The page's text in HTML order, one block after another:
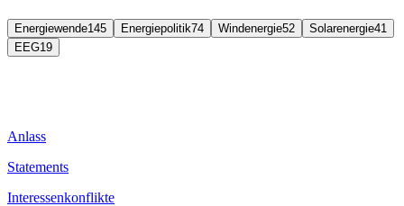
Energiewende145 Energiepolitik74 Windenergie52 Solarenergie41
EEG19
Anlass
Statements
Interessenkonflikte